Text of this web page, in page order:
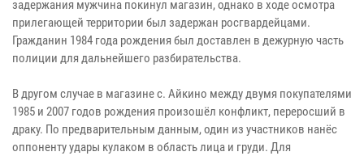
задержания мужчина покинул магазин, однако в ходе осмотра
прилегающей территории был задержан росгвардейцами.
Гражданин 1984 года рождения был доставлен в дежурную часть
полиции для дальнейшего разбирательства.
В другом случае в магазине с. Айкино между двумя покупателями
1985 и 2007 годов рождения произошёл конфликт, переросший в
драку. По предварительным данным, один из участников нанёс
оппоненту удары кулаком в область лица и груди. Для